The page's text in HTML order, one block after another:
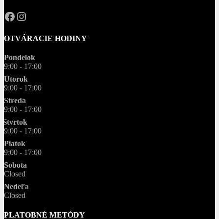
OPAL.drahokamy
opal.drahokamy
OTVÁRACIE HODINY
Pondelok
9:00 - 17:00
Utorok
9:00 - 17:00
Streda
9:00 - 17:00
štvrtok
9:00 - 17:00
Piatok
9:00 - 17:00
Sobota
Closed
Nedeľa
Closed
PLATOBNÉ METÓDY